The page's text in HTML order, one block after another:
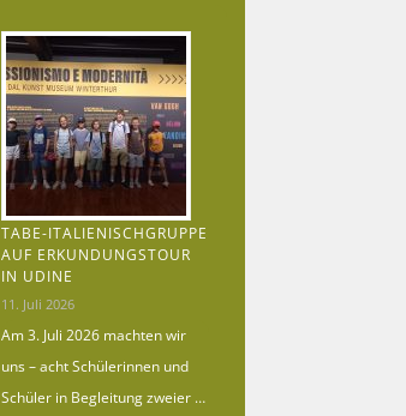
TABE-ITALIENISCHGRUPPE
AUF ERKUNDUNGSTOUR
IN UDINE
11. Juli 2026
Am 3. Juli 2026 machten wir
uns – acht Schülerinnen und
Schüler in Begleitung zweier …